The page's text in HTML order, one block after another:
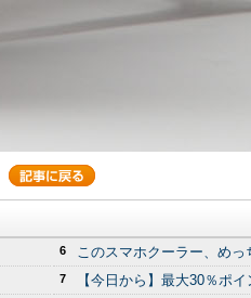
6 このスマホクーラー、めっ
7 【今日から】最大30％ポイ